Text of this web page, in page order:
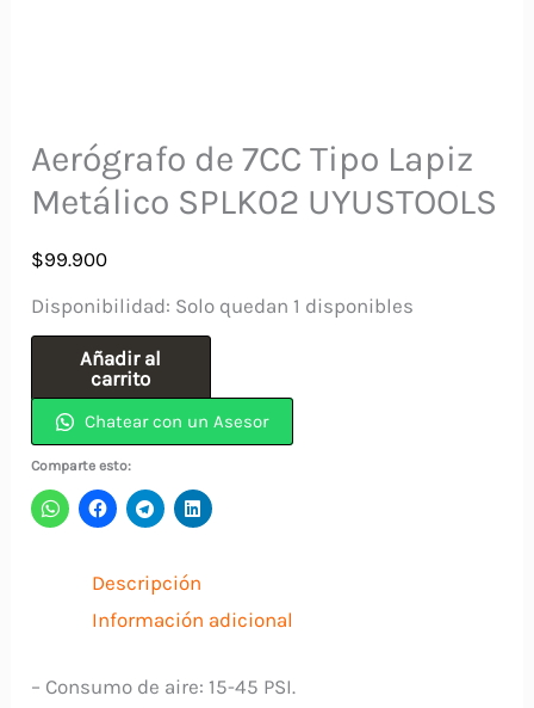
Aerógrafo de 7CC Tipo Lapiz
Metálico SPLK02 UYUSTOOLS
$99.900
Disponibilidad: Solo quedan 1 disponibles
Aerógrafo
7CC
Tipo
Lapiz
SPLK02
UYUSTOOLS
Añadir al
carrito
Chatear con un Asesor
Comparte esto:
Descripción
Información adicional
– Consumo de aire: 15-45 PSI.